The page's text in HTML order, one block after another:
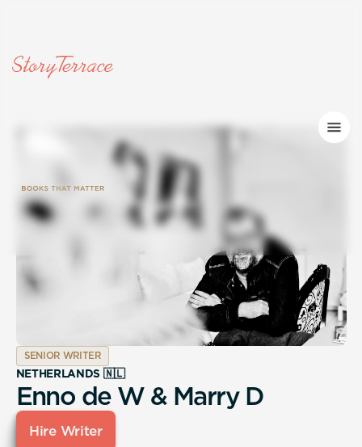
SENIOR WRITER
NETHERLANDS 🇳🇱
Enno de W & Marry D
Hire Writer